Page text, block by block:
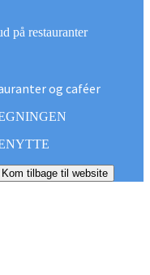
på restauranter
og caféer
Kom tilbage til website